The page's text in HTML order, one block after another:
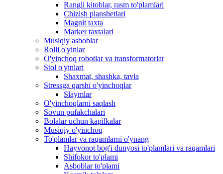
Rangli kitoblar, rasm to'plamlari
Chizish planshetlari
Magnit taxta
Marker taxtalari
Musiqiy asboblar
Rolli o'yinlar
O'yinchoq robotlar va transformatorlar
Stol o'yinlari
Shaxmat, shashka, tavla
Stressga qarshi o'yinchoqlar
Slaymlar
O'yinchoqlarni saqlash
Sovun pufakchalari
Bolalar uchun kapilkalar
Musiqiy o'yinchoq
To'plamlar va raqamlarni o'ynang
Hayvonot bog'i dunyosi to'plamlari va raqamlari
Shifokor to'plami
Asboblar to'plami